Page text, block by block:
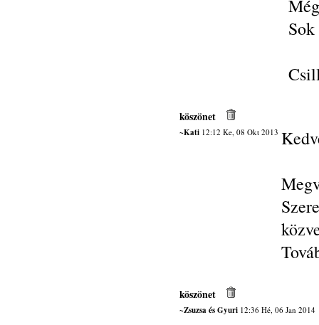
köszönet
~Kati12:12 Ke, 08 Okt 2013
köszönet
~Zsuzsa és Gyuri12:36 Hé, 06 Jan 2014